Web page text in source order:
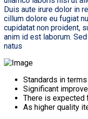
Duis aute irure dolor in
cillum dolore eu fugiat
cupidatat non proident,
anim id est laborum.
natus
Standards in
Significant
There is expected
As higher quality